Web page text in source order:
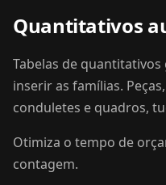
Quantitativos
Tabelas de
inserir as famílias.
conduletes e quadros,
Otimiza o tempo de
contagem.